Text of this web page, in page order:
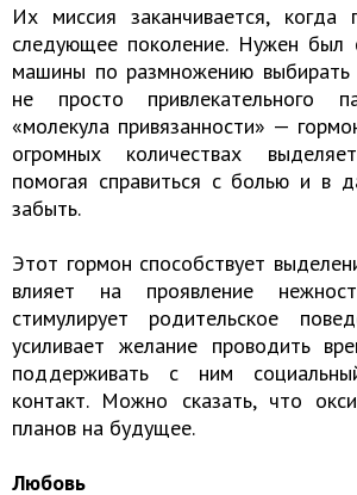
Их миссия заканчивается, когда
следующее поколение. Нужен был
машины по размножению выбирать
не просто привлекательного
«молекула привязанности» —
огромных количествах
помогая справиться с болью и в
забыть.
Этот гормон способствует
влияет на проявление
стимулирует родительское
усиливает желание проводить
поддерживать с ним
контакт. Можно сказать, что
планов на будущее.
Любовь